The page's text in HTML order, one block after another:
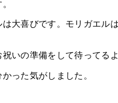
大喜びです。モリガエル
いの準備をして待ってる
った気がしました。